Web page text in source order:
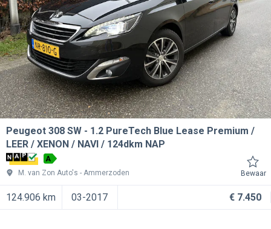
Peugeot 308 SW
1.2 PureTech Blue Lease Premium /
LEER / XENON / NAVI / 124dkm NAP
A
M. van Zon Auto's
Ammerzoden Bewaar
124.906 km 03-2017 € 7.450